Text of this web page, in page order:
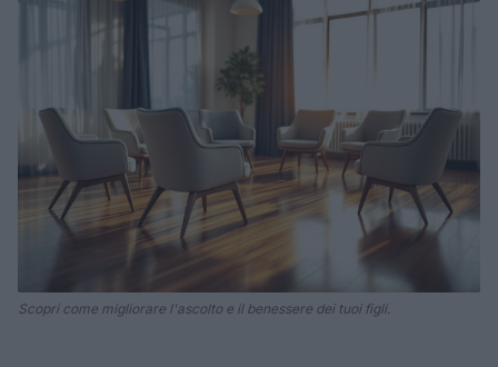
Scopri come migliorare l'ascolto e il benessere dei tuoi figli.